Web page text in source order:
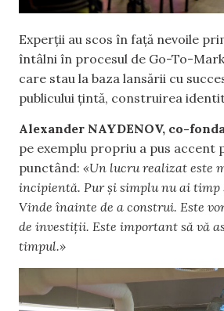
Experții au scos în față nevoile
întâlni în procesul de Go-To-
care stau la baza lansării cu
publicului țintă, construirea
Alexander NAYDENOV, co-
pe exemplu propriu a pus accent
punctând: «Un lucru realizat este
incipientă. Pur și simplu nu ai timp
Vinde înainte de a construi. Este
de investiții. Este important să vă
timpul.»